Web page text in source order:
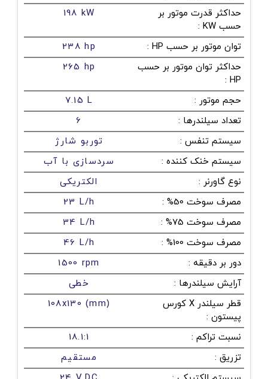
حداکثر قدرت موتور بر
حسب KW
:
198 kW
توان موتور بر حسب HP :
238 hp
حداکثر توان موتور بر حسب
HP
:
265 hp
حجم موتور :
7.15 L
تعداد سیلندرها :
6
سیستم تنفس :
توربو شارژ
سیستم خنک کننده :
سردسازی با آب
نوع گاورنر :
الکتریکی
مصرف سوخت 50%
:
23 L/h
مصرف سوخت 75%
:
34 L/h
مصرف سوخت 100%
:
46 L/h
دور بر دقیقه :
1500 rpm
آرایش سیلندرها :
خطی
قطر سیلندر X کورس
پیستون :
108x130 (mm)
نسبت تراکم :
18.1:1
تزریق :
مستقیم